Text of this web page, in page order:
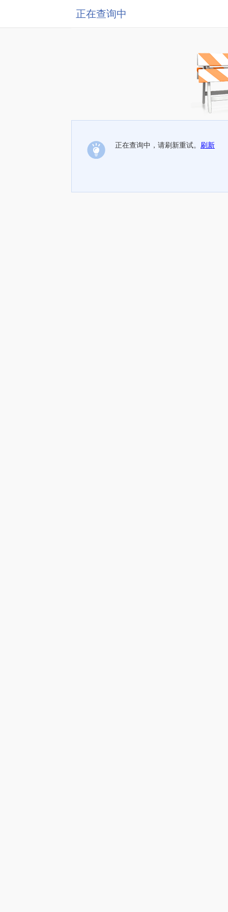
正在查询中
正在查询中，请刷新重试。 刷新